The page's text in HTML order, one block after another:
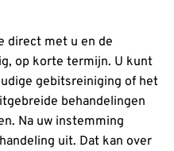
direct met u en de
op korte termijn. U kunt
gebitsreiniging of het
behandelingen
Na uw instemming
uit. Dat kan over